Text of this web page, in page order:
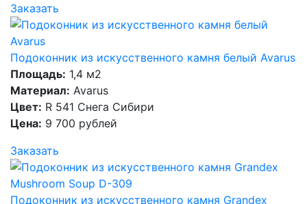
Заказать
Подоконник из искусственного камня белый Avarus
Площадь: 1,4 м2
Материал: Avarus
Цвет: R 541 Снега Сибири
Цена: 9 700 рублей
Заказать
Подоконник из искусственного камня Grandex